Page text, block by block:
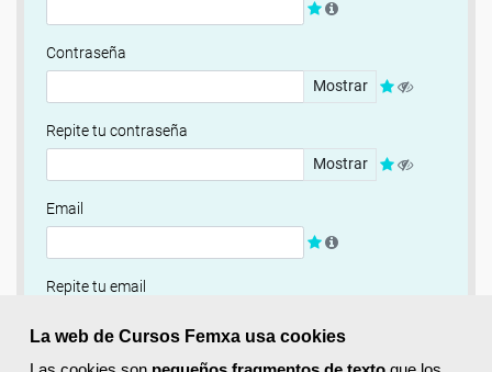
La web de Cursos Femxa usa cookies
Contraseña
Mostrar
Repite tu contraseña
Mostrar
Email
Repite tu email
¿Quieres completar ahora tu perfil?